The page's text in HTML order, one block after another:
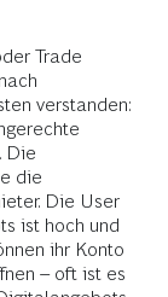
Trade
verstanden:
Die
die
Die User
ist hoch und
ihr Konto
– oft ist es